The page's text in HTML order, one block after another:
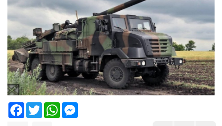
FacebookTwitter WhatsApp